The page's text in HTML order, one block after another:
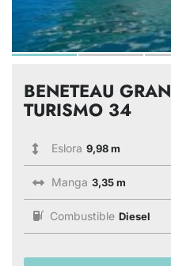
BENETEAU GRAN
TURISMO 34
Eslora 9,98 m
Manga 3,35 m
Combustible Diesel